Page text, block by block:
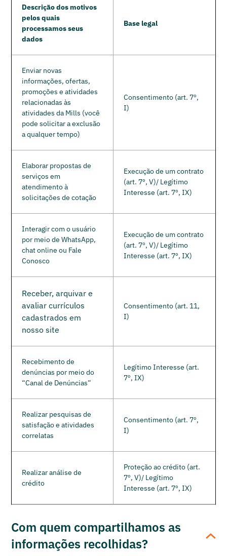
Descrição dos motivos
pelos quais
processamos seus
dados
Base legal
Enviar novas
informações, ofertas,
promoções e atividades
relacionadas às
atividades da Mills (você
pode solicitar a exclusão
a qualquer tempo)
Consentimento (art. 7º,
I)
Elaborar propostas de
serviços em
atendimento à
solicitações de cotação
Execução de um contrato
(art. 7º, V)/ Legítimo
Interesse (art. 7º, IX)
Interagir com o usuário
por meio de WhatsApp,
chat online ou Fale
Conosco
Execução de um contrato
(art. 7º, V)/ Legítimo
Interesse (art. 7º, IX)
Receber, arquivar e
avaliar currículos
cadastrados em
nosso site
Consentimento (art. 11,
I)
Recebimento de
denúncias por meio do
“Canal de Denúncias”
Legítimo Interesse (art.
7º, IX)
Realizar pesquisas de
satisfação e atividades
correlatas
Consentimento (art. 7º,
I)
Realizar análise de
crédito
Proteção ao crédito (art.
7º, V)/ Legítimo
Interesse (art. 7º, IX)
Com quem compartilhamos as
informações recolhidas?